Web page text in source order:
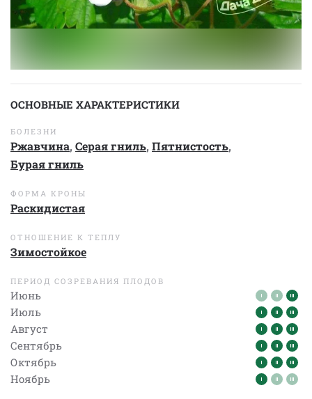
ОСНОВНЫЕ ХАРАКТЕРИСТИКИ
БОЛЕЗНИ
Ржавчина, Серая гниль, Пятнистость,
Бурая гниль
ФОРМА КРОНЫ
Раскидистая
ОТНОШЕНИЕ К ТЕПЛУ
Зимостойкое
ПЕРИОД СОЗРЕВАНИЯ ПЛОДОВ
Июнь
Июль
Август
Сентябрь
Октябрь
Ноябрь